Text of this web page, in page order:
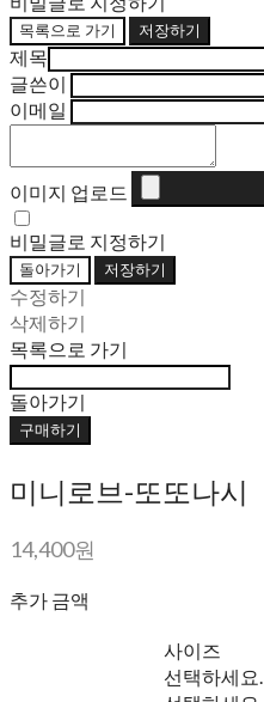
목록으로 가기 저장하기
제목
글쓴이
이메일
이미지 업로드
비밀글로 지정하기
돌아가기 저장하기
수정하기
삭제하기
목록으로 가기
돌아가기
구매하기
미니로브-또또나시
14,400원
추가 금액
사이즈
선택하세요.